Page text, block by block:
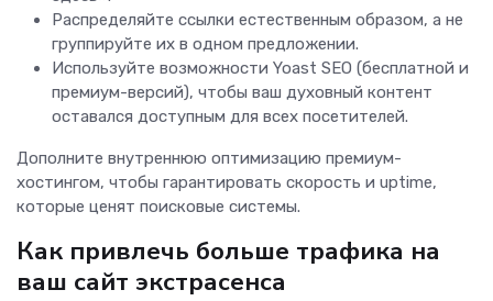
Распределяйте ссылки естественным образом, а не
группируйте их в одном предложении.
Используйте возможности Yoast SEO (бесплатной и
премиум-версий), чтобы ваш духовный контент
оставался доступным для всех посетителей.
Дополните внутреннюю оптимизацию премиум-
хостингом, чтобы гарантировать скорость и uptime,
которые ценят поисковые системы.
Как привлечь больше трафика на
ваш сайт экстрасенса